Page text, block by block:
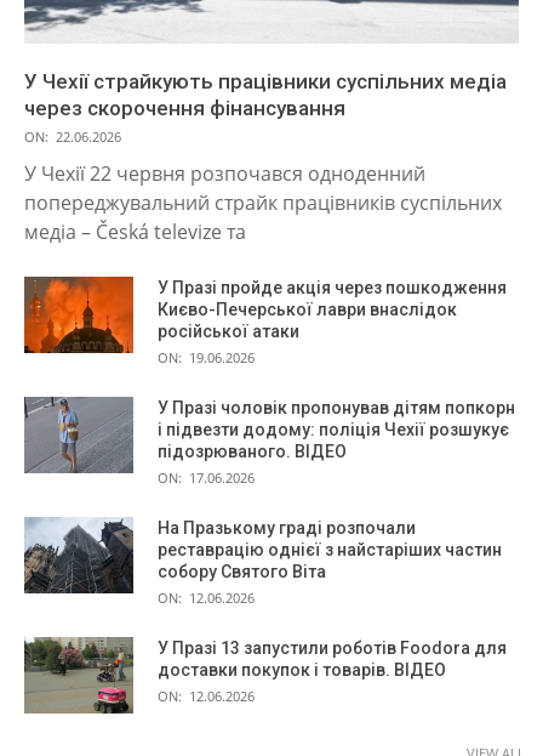
У Чехії страйкують працівники суспільних медіа
через скорочення фінансування
ON: 22.06.2026
У Чехії 22 червня розпочався одноденний
попереджувальний страйк працівників суспільних
медіа – Česká televize та
У Празі пройде акція через пошкодження
Києво-Печерської лаври внаслідок
російської атаки
ON: 19.06.2026
У Празі чоловік пропонував дітям попкорн
і підвезти додому: поліція Чехії розшукує
підозрюваного. ВІДЕО
ON: 17.06.2026
На Празькому граді розпочали
реставрацію однієї з найстаріших частин
собору Святого Віта
ON: 12.06.2026
У Празі 13 запустили роботів Foodora для
доставки покупок і товарів. ВІДЕО
ON: 12.06.2026